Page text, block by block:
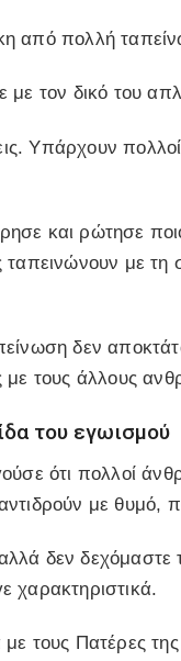
από πολλή
με τον δικό του
Υπάρχουν
και ρώτησε
ταπεινώνουν με
δεν
με τους άλλους
του εγωισμού
ότι πολλοί
με θυμό,
δεν δεχόμαστε
χαρακτηριστικά.
τους Πατέρες